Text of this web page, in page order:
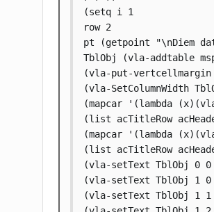
(setq i 1
row 2
pt (getpoint "\nDiem
TblObj (vla-addtable
(vla-put-vertcellmargin
(vla-SetColumnWidth
(mapcar '(lambda
(list acTitleRow
(mapcar '(lambda
(list acTitleRow
(vla-setText TblObj 0
(vla-setText TblObj 1 0
(vla-setText TblObj 1 1